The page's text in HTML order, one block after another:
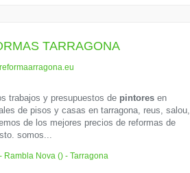
TARRAGONA
trabajos y presupuestos de pintores en
de pisos y casas en tarragona, reus, salou,
de los mejores precios de reformas de
somos...
Rambla Nova () - Tarragona